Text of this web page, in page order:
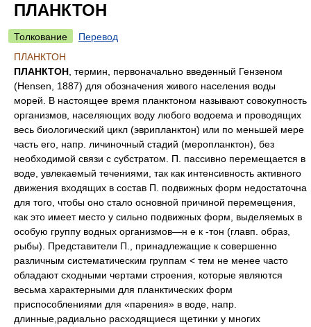
ПЛАНКТОН
Толкование
Перевод
ПЛАНКТОН
ПЛАНКТОН , термин, первоначально введенный Гензеном
(Hensen, 1887) для обозначения живого населения воды
морей. В настоящее время планктоном называют совокупность
организмов, населяющих воду любого водоема и проводящих
весь биологический цикл (эврипланктон) или по меньшей мере
часть его, напр. личиночный стадий (меропланктон), без
необходимой связи с субстратом. П. пассивно перемещается в
воде, увлекаемый течениями, так как интенсивность активного
движения входящих в состав П. подвижных форм недостаточна
для того, чтобы оно стало основной причиной перемещения,
как это имеет место у сильно подвижных форм, выделяемых в
особую группу водных организмов—н е к -тон (главп. образ,
рыбы). Представители П., принадлежащие к совершенно
различным систематическим группам < тем не менее часто
обладают сходными чертами строения, которые являются
весьма характерными для планктических форм
приспособлениями для «парения» в воде, напр.
длинные,радиально расходящиеся щетинки у многих